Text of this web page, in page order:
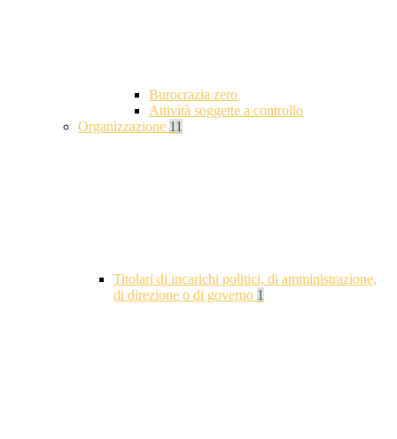
Burocrazia zero
Attività soggette a controllo
Organizzazione 11
Titolari di incarichi politici, di amministrazione,
di direzione o di governo 1